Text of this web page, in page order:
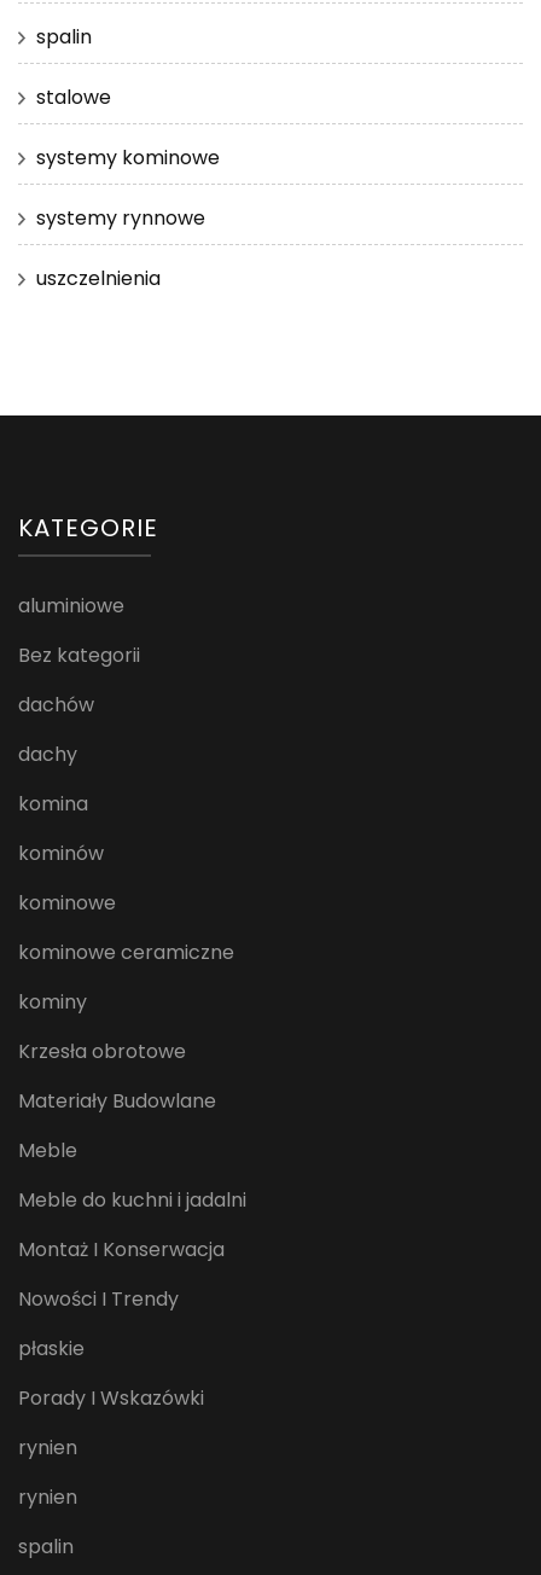
spalin
stalowe
systemy kominowe
systemy rynnowe
uszczelnienia
KATEGORIE
aluminiowe
Bez kategorii
dachów
dachy
komina
kominów
kominowe
kominowe ceramiczne
kominy
Krzesła obrotowe
Materiały Budowlane
Meble
Meble do kuchni i jadalni
Montaż I Konserwacja
Nowości I Trendy
płaskie
Porady I Wskazówki
rynien
rynien
spalin